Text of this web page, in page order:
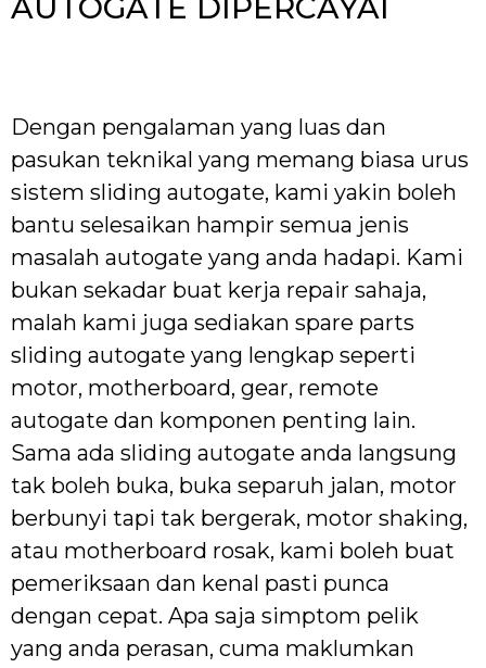
AUTOGATE DIPERCAYAI
Dengan pengalaman yang luas dan
pasukan teknikal yang memang biasa urus
sistem sliding autogate, kami yakin boleh
bantu selesaikan hampir semua jenis
masalah autogate yang anda hadapi. Kami
bukan sekadar buat kerja repair sahaja,
malah kami juga sediakan spare parts
sliding autogate yang lengkap seperti
motor, motherboard, gear, remote
autogate dan komponen penting lain.
Sama ada sliding autogate anda langsung
tak boleh buka, buka separuh jalan, motor
berbunyi tapi tak bergerak, motor shaking,
atau motherboard rosak, kami boleh buat
pemeriksaan dan kenal pasti punca
dengan cepat. Apa saja simptom pelik
yang anda perasan, cuma maklumkan